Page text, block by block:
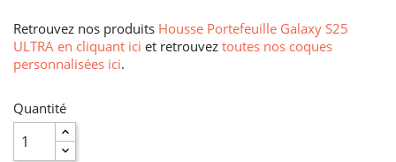
Retrouvez nos produits Housse Portefeuille Galaxy S25
ULTRA en cliquant ici et retrouvez toutes nos coques
personnalisées ici.
Quantité